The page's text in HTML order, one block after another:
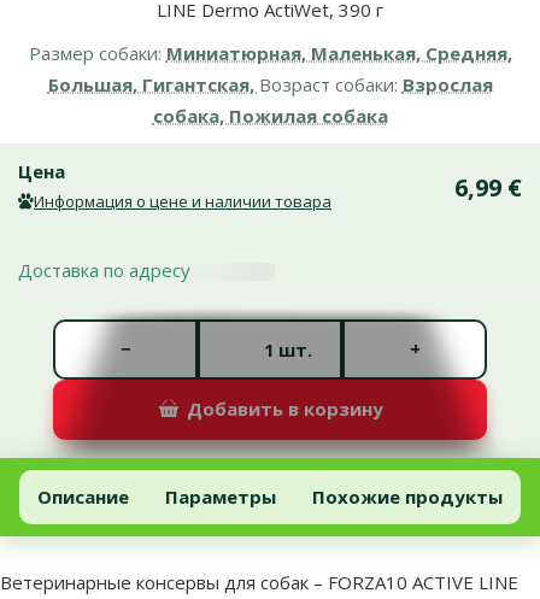
LINE Dermo ActiWet, 390 г
Размер собаки: Миниатюрная, Маленькая, Средняя,
Большая, Гигантская, Возраст собаки: Взрослая
собака, Пожилая собака
Цена
Информация о цене и наличии товара 6,99 €
Доставка по адресу
шт.
− +
Добавить в корзину
Ветеринарные консервы для собак – FORZA10 ACTIVE LINE
Добавить в корзину
Описание Параметры Похожие продукты
В начало страницы
superzoo.product.detail.content
Ветеринарные консервы для собак – FORZA10 ACTIVE LINE